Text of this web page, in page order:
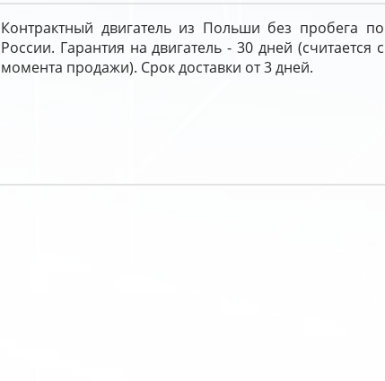
Контрактный двигатель из Польши без пробега по
России. Гарантия на двигатель - 30 дней (считается с
момента продажи). Срок доставки от 3 дней.